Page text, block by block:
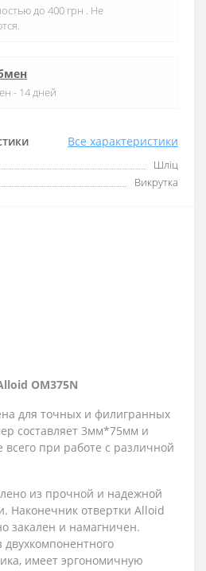
Все характеристики
Шліц
Викрутка
до 400 грн . Не
- 14 дней
OM375N
для точных и филигранных
составляет 3мм*75мм и
при работе с различной
из прочной и надежной
Наконечник отвертки Alloid
закален и намагничен.
двухкомпонентного
имеет эргономичную